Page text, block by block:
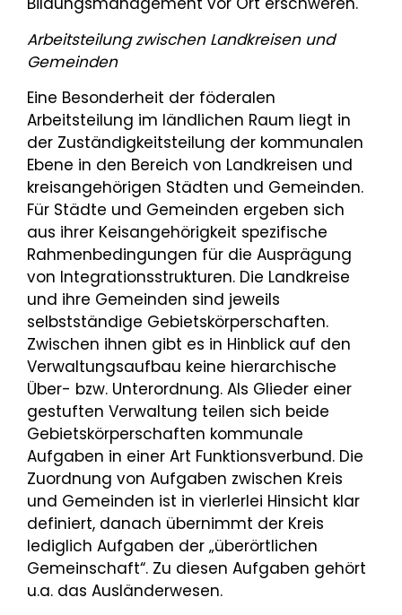
Arbeitsteilung zwischen Landkreisen und
Gemeinden
Eine Besonderheit der föderalen
Arbeitsteilung im ländlichen Raum liegt in
der Zuständigkeitsteilung der kommunalen
Ebene in den Bereich von Landkreisen und
kreisangehörigen Städten und Gemeinden.
Für Städte und Gemeinden ergeben sich
aus ihrer Keisangehörigkeit spezifische
Rahmenbedingungen für die Ausprägung
von Integrationsstrukturen. Die Landkreise
und ihre Gemeinden sind jeweils
selbstständige Gebietskörperschaften.
Zwischen ihnen gibt es in Hinblick auf den
Verwaltungsaufbau keine hierarchische
Über- bzw. Unterordnung. Als Glieder einer
gestuften Verwaltung teilen sich beide
Gebietskörperschaften kommunale
Aufgaben in einer Art Funktionsverbund. Die
Zuordnung von Aufgaben zwischen Kreis
und Gemeinden ist in vierlerlei Hinsicht klar
definiert, danach übernimmt der Kreis
lediglich Aufgaben der „überörtlichen
Gemeinschaft“. Zu diesen Aufgaben gehört
u.a. das Ausländerwesen.